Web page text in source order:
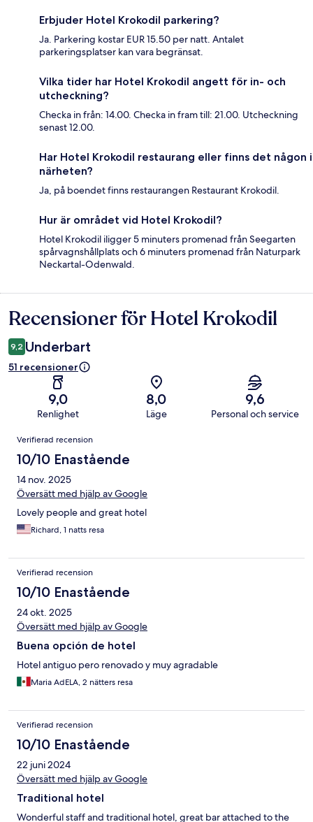
Erbjuder Hotel Krokodil parkering?
Ja. Parkering kostar EUR 15.50 per natt. Antalet
parkeringsplatser kan vara begränsat.
Vilka tider har Hotel Krokodil angett för in- och
utcheckning?
Checka in från: 14.00. Checka in fram till: 21.00. Utcheckning
senast 12.00.
Har Hotel Krokodil restaurang eller finns det någon i
närheten?
Ja, på boendet finns restaurangen Restaurant Krokodil.
Hur är området vid Hotel Krokodil?
Hotel Krokodil iligger 5 minuters promenad från Seegarten
spårvagnshållplats och 6 minuters promenad från Naturpark
Neckartal-Odenwald.
Recensioner
Recensioner för Hotel Krokodil
9,2 Underbart
51 recensioner
9,0
Renlighet
8,0
Läge
9,6
Personal och service
Recensioner
Verifierad recension
10/10 Enastående
14 nov. 2025
Översätt med hjälp av Google
Lovely people and great hotel
Richard, 1 natts resa
Verifierad recension
10/10 Enastående
24 okt. 2025
Översätt med hjälp av Google
Buena opción de hotel
Hotel antiguo pero renovado y muy agradable
Maria AdELA, 2 nätters resa
Verifierad recension
10/10 Enastående
22 juni 2024
Översätt med hjälp av Google
Traditional hotel
Wonderful staff and traditional hotel, great bar attached to the